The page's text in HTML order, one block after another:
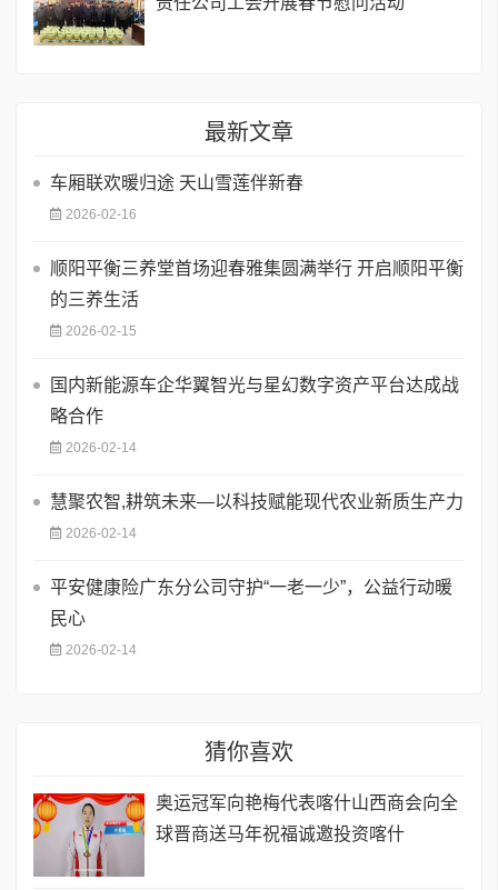
最新文章
车厢联欢暖归途 天山雪莲伴新春
2026-02-16
顺阳平衡三养堂首场迎春雅集圆满举行 开启顺阳平衡
的三养生活
2026-02-15
国内新能源车企华翼智光与星幻数字资产平台达成战
略合作
2026-02-14
慧聚农智,耕筑未来—以科技赋能现代农业新质生产力
2026-02-14
平安健康险广东分公司守护“一老一少”，公益行动暖
民心
2026-02-14
猜你喜欢
奥运冠军向艳梅代表喀什山西商会向全
球晋商送马年祝福诚邀投资喀什